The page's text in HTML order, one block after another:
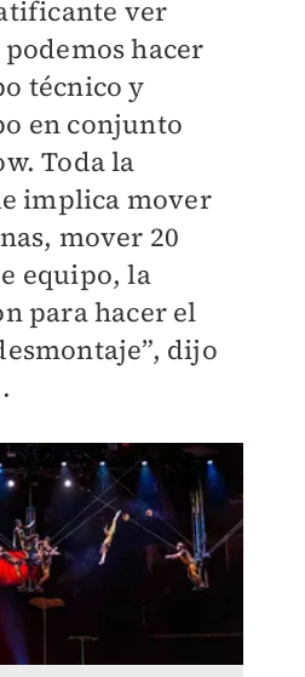
ver
hacer
técnico y
en conjunto
Toda la
implica mover
mover 20
equipo, la
para hacer el
dijo